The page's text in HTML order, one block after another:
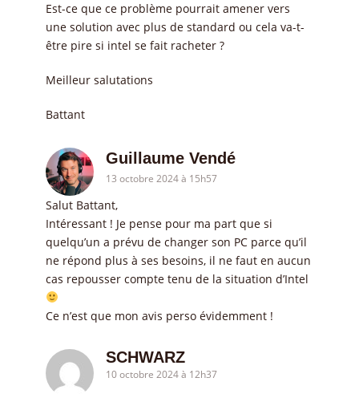
Est-ce que ce problème pourrait amener vers
une solution avec plus de standard ou cela va-t-
être pire si intel se fait racheter ?
Meilleur salutations
Battant
Guillaume Vendé
13 octobre 2024 à 15h57
Salut Battant,
Intéressant ! Je pense pour ma part que si
quelqu’un a prévu de changer son PC parce qu’il
ne répond plus à ses besoins, il ne faut en aucun
cas repousser compte tenu de la situation d’Intel
Ce n’est que mon avis perso évidemment !
SCHWARZ
10 octobre 2024 à 12h37